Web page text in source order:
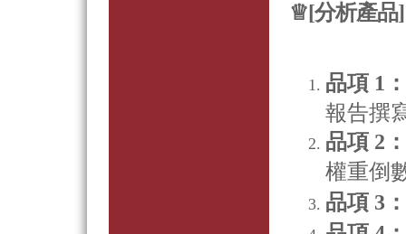
♕[分析產品]
品項 1
報告撰
品項 2
權重倒
品項 3